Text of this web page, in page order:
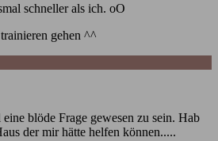
schneller als ich. oO
gehen ^^
blöde Frage gewesen zu sein. Hab
der mir hätte helfen können.....